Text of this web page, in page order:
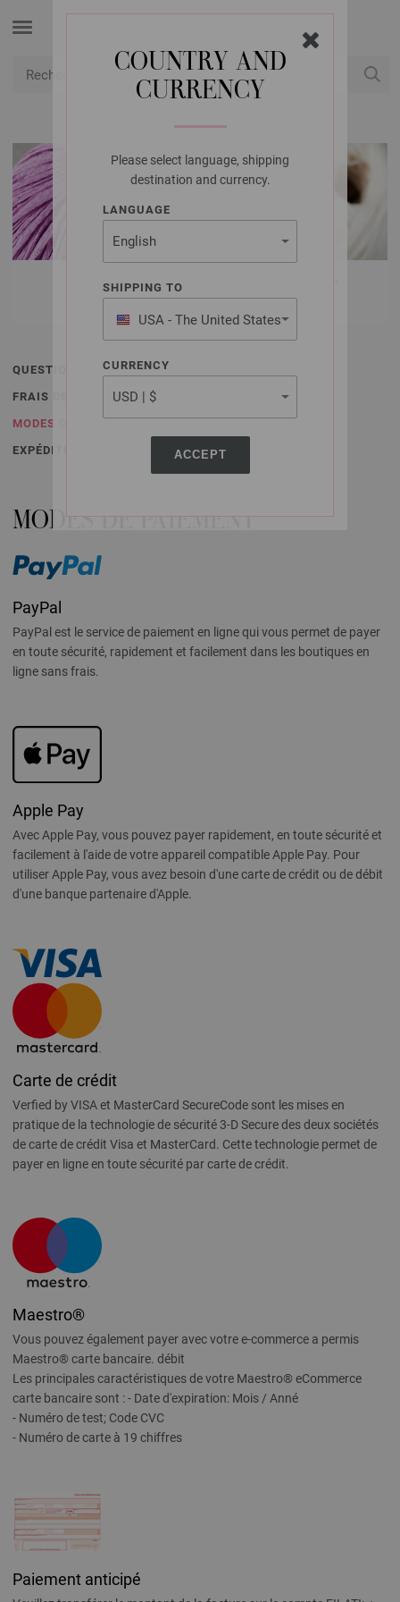
COUNTRY AND
CURRENCY
Please select language, shipping
destination and currency.
LANGUAGE
SHIPPING TO
USA - The United States
of America
CURRENCY
ACCEPT
MODES DE PAIEMENT
QUESTIONS ET RÉPONSES
FRAIS DE PORT
MODES DE PAIEMENT
EXPÉDITION DE RETOUR
MODES DE PAIEMENT
PayPal
PayPal est le service de paiement en ligne qui vous permet de payer
en toute sécurité, rapidement et facilement dans les boutiques en
ligne sans frais.
Apple Pay
Avec Apple Pay, vous pouvez payer rapidement, en toute sécurité et
facilement à l'aide de votre appareil compatible Apple Pay. Pour
utiliser Apple Pay, vous avez besoin d'une carte de crédit ou de débit
d'une banque partenaire d'Apple.
Carte de crédit
Verfied by VISA et MasterCard SecureCode sont les mises en
pratique de la technologie de sécurité 3-D Secure des deux sociétés
de carte de crédit Visa et MasterCard. Cette technologie permet de
payer en ligne en toute sécurité par carte de crédit.
Maestro®
Vous pouvez également payer avec votre e-commerce a permis
Maestro® carte bancaire. débit
Les principales caractéristiques de votre Maestro® eCommerce
carte bancaire sont : - Date d'expiration: Mois / Anné
- Numéro de test; Code CVC
- Numéro de carte à 19 chiffres
Paiement anticipé